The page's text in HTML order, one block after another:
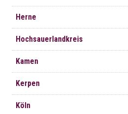
Herne
Hochsauerlandkreis
Kamen
Kerpen
Köln